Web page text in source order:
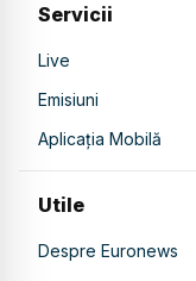
Servicii
Live
Emisiuni
Aplicația Mobilă
Utile
Despre Euronews